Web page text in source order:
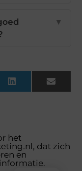
▼
LinkedInEmail
het
dat zich
en